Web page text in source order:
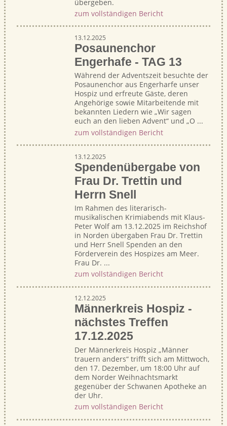
übergeben.
zum vollständigen Bericht
13.12.2025
Posaunenchor
Engerhafe - TAG 13
Während der Adventszeit besuchte der
Posaunenchor aus Engerharfe unser
Hospiz und erfreute Gäste, deren
Angehörige sowie Mitarbeitende mit
bekannten Liedern wie „Wir sagen
euch an den lieben Advent“ und „O ...
zum vollständigen Bericht
13.12.2025
Spendenübergabe von
Frau Dr. Trettin und
Herrn Snell
Im Rahmen des literarisch-
musikalischen Krimiabends mit Klaus-
Peter Wolf am 13.12.2025 im Reichshof
in Norden übergaben Frau Dr. Trettin
und Herr Snell Spenden an den
Förderverein des Hospizes am Meer.
Frau Dr. ...
zum vollständigen Bericht
12.12.2025
Männerkreis Hospiz -
nächstes Treffen
17.12.2025
Der Männerkreis Hospiz „Männer
trauern anders“ trifft sich am Mittwoch,
den 17. Dezember, um 18:00 Uhr auf
dem Norder Weihnachtsmarkt
gegenüber der Schwanen Apotheke an
der Uhr.
zum vollständigen Bericht